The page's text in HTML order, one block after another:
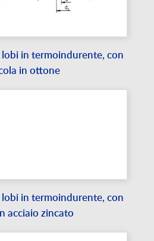
in termoindurente, con
in ottone
in termoindurente, con
acciaio zincato